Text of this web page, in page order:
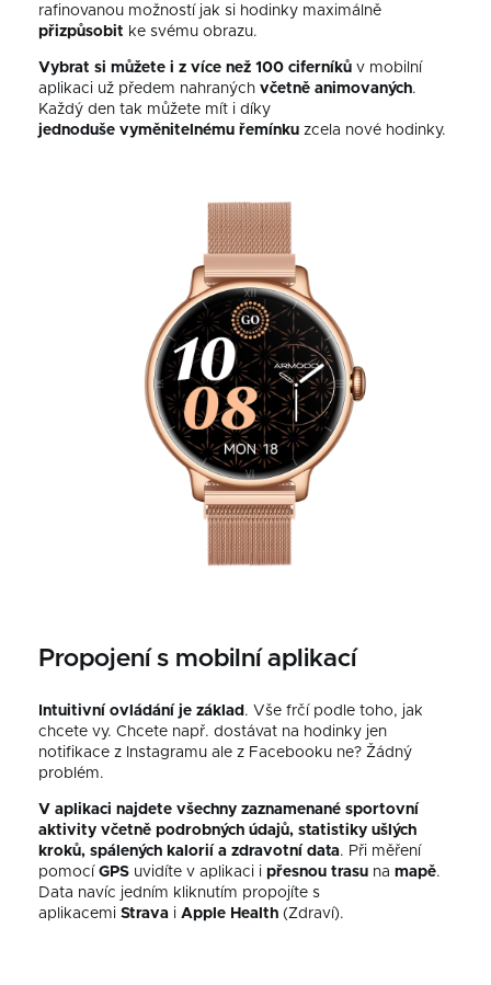
rafinovanou možností jak si hodinky maximálně
přizpůsobit ke svému obrazu.
Vybrat si můžete i z více než 100 ciferníků v mobilní
aplikaci už předem nahraných včetně animovaných.
Každý den tak můžete mít i díky
jednoduše vyměnitelnému řemínku zcela nové hodinky.
Propojení s mobilní aplikací
Intuitivní ovládání je základ . Vše frčí podle toho, jak
chcete vy. Chcete např. dostávat na hodinky jen
notifikace z Instagramu ale z Facebooku ne? Žádný
problém.
V aplikaci najdete všechny zaznamenané sportovní
aktivity včetně podrobných údajů, statistiky ušlých
kroků, spálených kalorií a zdravotní data. Při měření
pomocí GPS uvidíte v aplikaci i přesnou trasu na mapě.
Data navíc jedním kliknutím propojíte s
aplikacemi Strava i Apple Health (Zdraví).